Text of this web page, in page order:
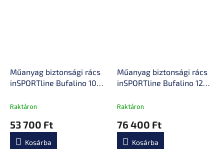
Műanyag biztonsági rács
inSPORTline Bufalino 10+2
Raktáron
53 700 Ft
Kosárba
Műanyag biztonsági rács
inSPORTline Bufalino 12+2
Raktáron
76 400 Ft
Kosárba